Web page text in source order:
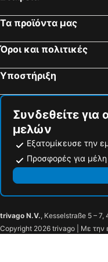
Naxos Magic Village
Zefyros studios
Korali Garden
Glaros
Villa Veranda
Aegean Palace
Hotel Dilion
Narges
Hotel Fisilanis
Aκταιον
Pnoi Hotel
Hotel Corali
Τα προϊόντα μας
Όροι και πολιτικές
Υποστήριξη
Συνδεθείτε για
μελών
Εξατομίκευσε την
Προσφορές για
trivago N.V., Kesselstraße 5 – 7,
Copyright 2026 trivago | Με την